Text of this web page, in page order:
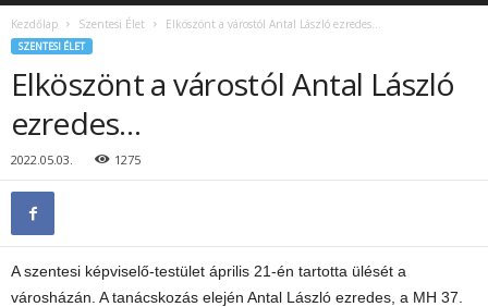
Kezdőlap Szentesi Élet Elköszönt a várostól Antal László ezredes…
SZENTESI ÉLET
Elköszönt a várostól Antal László
ezredes…
2022.05.03. 1275
A szentesi képviselő-testület április 21-én tartotta ülését a
városházán. A tanácskozás elején Antal László ezredes, a MH 37.